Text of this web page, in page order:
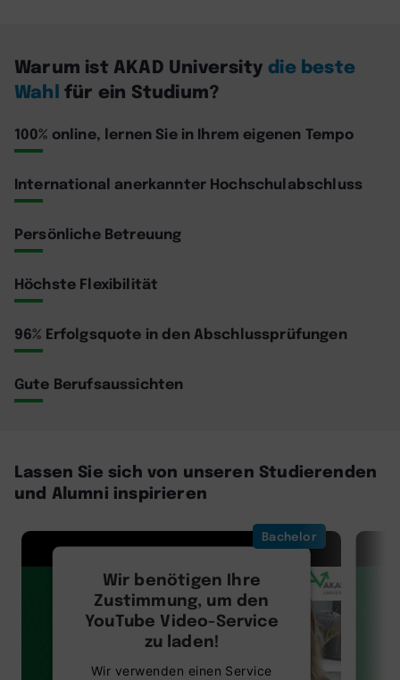
Warum ist AKAD Universitydie beste
Wahl für ein Studium?
100% online, lernen Sie in Ihrem eigenen Tempo
International anerkannter Hochschulabschluss
Persönliche Betreuung
Höchste Flexibilität
96% Erfolgsquote in den Abschlussprüfungen
Gute Berufsaussichten
Lassen Sie sich von unseren Studierenden
und Alumni inspirieren
Bachelor
Wir benötigen Ihre
Zustimmung, um den
YouTube Video-Service
zu laden!
Wir verwenden einen Service